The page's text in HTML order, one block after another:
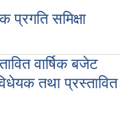
प्रगति समिक्षा
वार्षिक बजेट
तथा प्रस्तावित